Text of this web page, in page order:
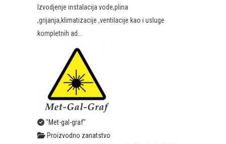
Izvodjenje instalacija vode,plina
,grijanja,klimatizacije ,ventilacije kao i usluge
kompletnih ad...
"Met-gal-graf"
Proizvodno zanatstvo